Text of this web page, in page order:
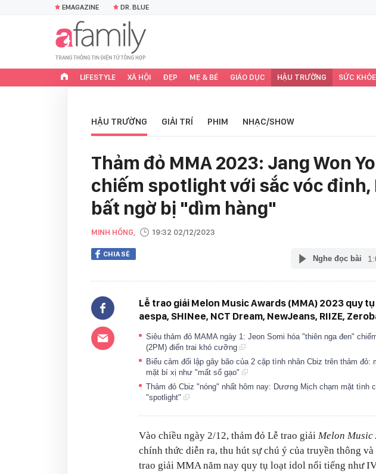
EMAGAZINE DR. BLUE
LIFESTYLE XÃ HỘI ĐẸP MẸ & BÉ GIÁO DỤC HẬU TRƯỜNG SỨC KHỎE
HẬU TRƯỜNG GIẢI TRÍ PHIM NHẠC/SHOW
Thảm đỏ MMA 2023: Jang Won
chiếm spotlight với sắc vóc đỉnh,
bất ngờ bị "dìm hàng"
MINH HỒNG, 19:32 02/12/2023
CHIA SẺ Nghe đọc bài
Lễ trao giải Melon Music Awards (MMA) 2023 quy tụ
aespa, SHINee, NCT Dream, NewJeans, RIIZE,
Siêu thảm đỏ MAMA ngày 1: Jeon Somi hóa "thiên nga đen"
(2PM) điển trai khó cưỡng
Biểu cảm đối lập gây bão của 2 cặp tình nhân Cbiz trên thảm
mặt bí xị như "mất sổ gạo"
Thảm đỏ Cbiz "nóng" nhất hôm nay: Dương Mịch chạm mặt tình
"spotlight"
Vào chiều ngày 2/12, thảm đỏ Lễ trao giải Melon Music
chính thức diễn ra, thu hút sự chú ý của truyền thông
trao giải MMA năm nay quy tụ loạt idol nổi tiếng như